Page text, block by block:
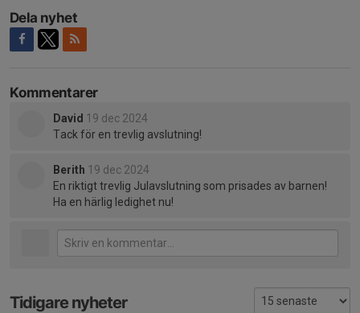
Dela nyhet
Kommentarer
David 19 dec 2024
Tack för en trevlig avslutning!
Berith 19 dec 2024
En riktigt trevlig Julavslutning som prisades av barnen!
Ha en härlig ledighet nu!
Tidigare nyheter